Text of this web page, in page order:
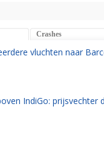
Crashes
vluchten naar
IndiGo: prijsvechter